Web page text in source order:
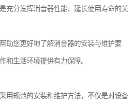
充分发挥消音器性能、延长使用寿命的关
助您更好地了解消音器的安装与维护要
和生活环境提供有力保障。
用规范的安装和维护方法，不仅是对设备